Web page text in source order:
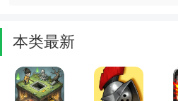
本类最新